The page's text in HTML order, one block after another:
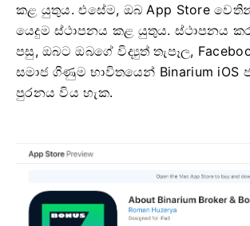
කළ යුතුය. එසේම, ඔබ App Store වෙතින්
යෙදුම ස්ථාපනය කළ යුතුය. ස්ථාපනය
පසු, ඔබට ඔබගේ විද්‍යුත් තැපෑල,
සමාජ ගිණුම භාවිතයෙන් Binarium iOS
පුරනය විය හැක.